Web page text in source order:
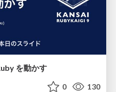
を動かす
0 130